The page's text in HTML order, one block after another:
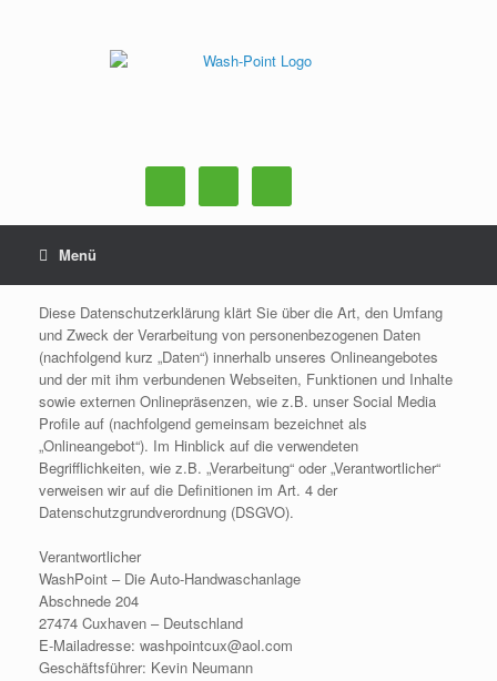
Menü
Diese Datenschutzerklärung klärt Sie über die Art, den Umfang
und Zweck der Verarbeitung von personenbezogenen Daten
(nachfolgend kurz „Daten“) innerhalb unseres Onlineangebotes
und der mit ihm verbundenen Webseiten, Funktionen und Inhalte
sowie externen Onlinepräsenzen, wie z.B. unser Social Media
Profile auf (nachfolgend gemeinsam bezeichnet als
„Onlineangebot“). Im Hinblick auf die verwendeten
Begrifflichkeiten, wie z.B. „Verarbeitung“ oder „Verantwortlicher“
verweisen wir auf die Definitionen im Art. 4 der
Datenschutzgrundverordnung (DSGVO).
Verantwortlicher
WashPoint – Die Auto-Handwaschanlage
Abschnede 204
27474 Cuxhaven – Deutschland
E-Mailadresse: washpointcux@aol.com
Geschäftsführer: Kevin Neumann